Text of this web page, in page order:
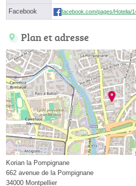
Facebook facebook.com/pages/Hotelia/
Plan et adresse
Korian la Pompignane
662 avenue de la Pompignane
34000 Montpellier